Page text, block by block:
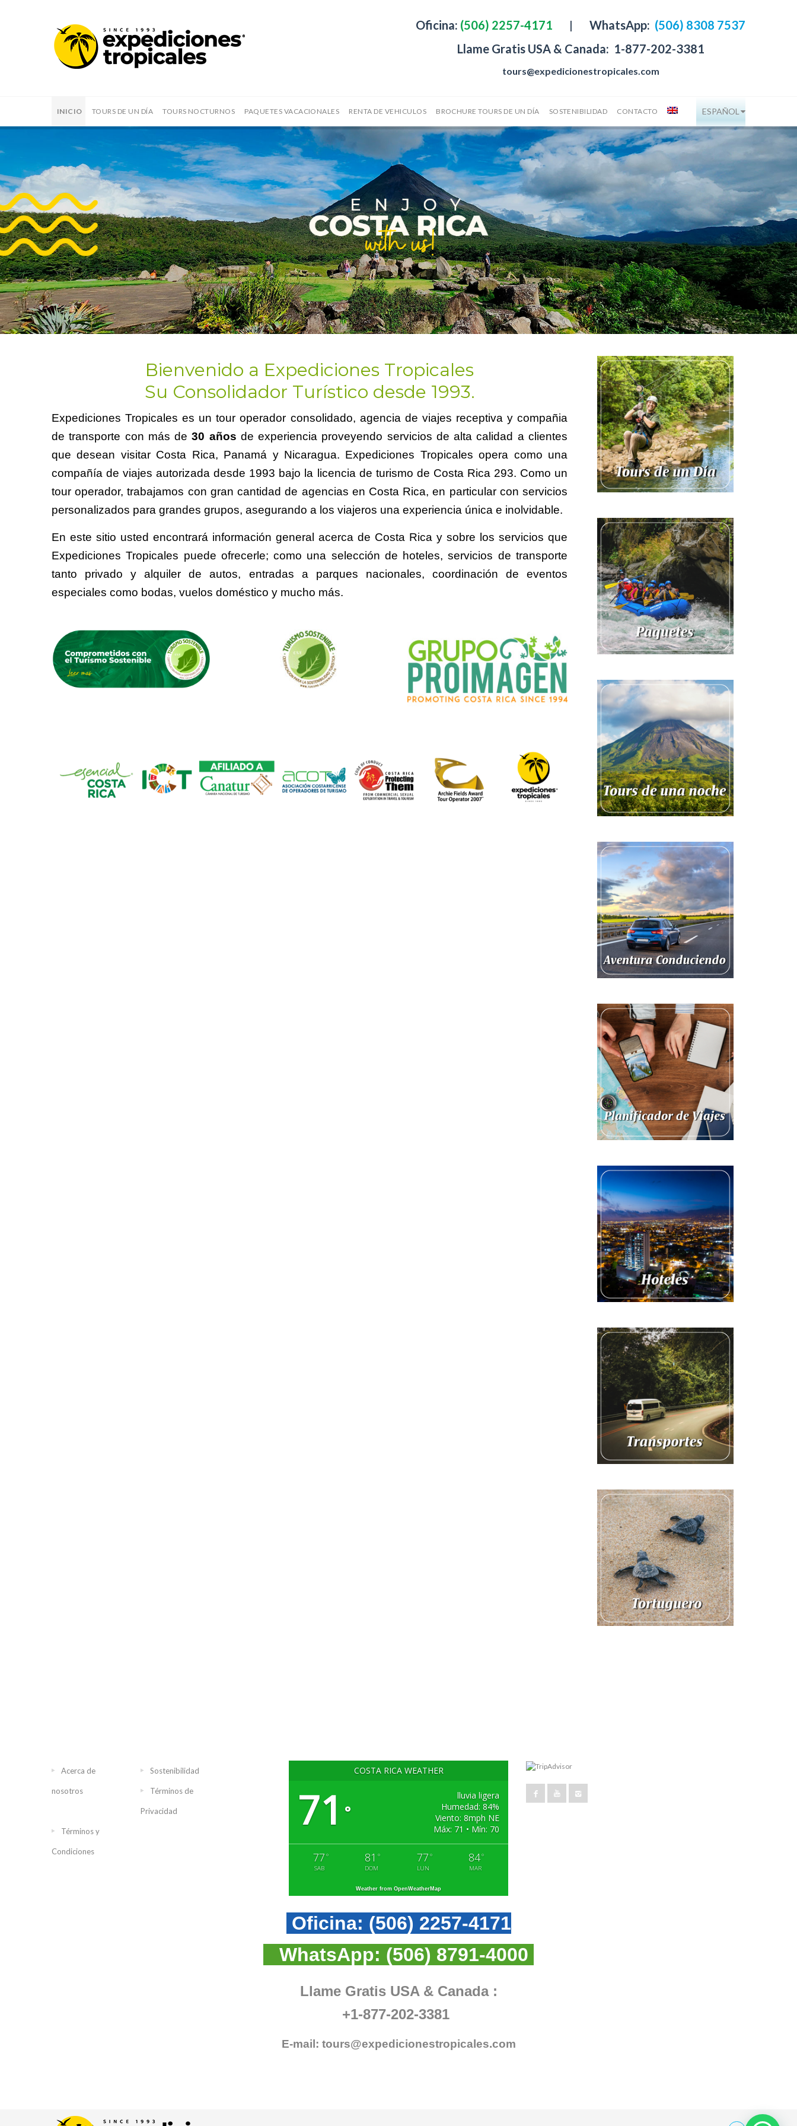
Oficina: (506) 2257-4171 | WhatsApp: (506) 8308 7537
Llame Gratis USA & Canada: 1-877-202-3381
tours@expedicionestropicales.com
INICIO TOURS DE UN DÍA TOURS NOCTURNOS PAQUETES VACACIONALES RENTA DE VEHICULOS BROCHURE TOURS DE UN DÍA SOSTENIBILIDAD CONTACTO ESPAÑOL
Bienvenido a Expediciones Tropicales
Su Consolidador Turístico desde 1993.
Expediciones Tropicales es un tour operador consolidado, agencia de viajes receptiva y compañia
de transporte con más de30 años de experiencia proveyendo servicios de alta calidad a clientes
que desean visitar Costa Rica, Panamá y Nicaragua. Expediciones Tropicales opera como una
compañía de viajes autorizada desde 1993 bajo la licencia de turismo de Costa Rica 293. Como un
tour operador, trabajamos con gran cantidad de agencias en Costa Rica, en particular con servicios
personalizados para grandes grupos, asegurando a los viajeros una experiencia única e inolvidable.
En este sitio usted encontrará información general acerca de Costa Rica y sobre los servicios que
Expediciones Tropicales puede ofrecerle; como una selección de hoteles, servicios de transporte
tanto privado y alquiler de autos, entradas a parques nacionales, coordinación de eventos
especiales como bodas, vuelos doméstico y mucho más.
Acerca de
nosotros
Sostenibilidad
Términos de
Privacidad
Términos y
Condiciones
COSTA RICA WEATHER
71 °
lluvia ligera
Humedad: 84%
Viento: 8mph NE
Máx: 71 • Mín: 70
77 °
SAB
81 °
DOM
77 °
LUN
84°
MAR
Weather from OpenWeatherMap
Oficina: (506) 2257-4171
WhatsApp: (506) 8791-4000
Llame Gratis USA & Canada :
+1-877-202-3381
E-mail: tours@expedicionestropicales.com